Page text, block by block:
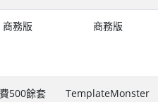
商務版 商務版
500餘套
TemplateMonster